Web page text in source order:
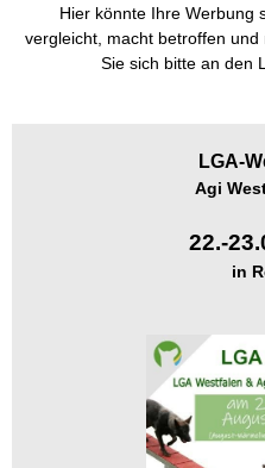
Hier könnte Ihre Werbung
vergleicht, macht betroffen
Sie sich bitte an den
LGA-
Agi
22.-
in